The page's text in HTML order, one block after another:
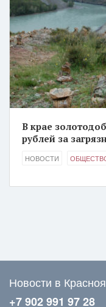
В крае
рублей за
НОВОСТИ
Новости в
+7 902 991 97 28